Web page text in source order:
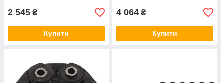
2 545 ₴
Купити
4 064 ₴
Купити